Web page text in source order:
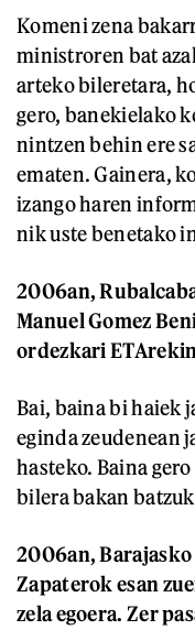
Komeni zena
ministroren bat
arteko bileretara,
gero, banekielako
nintzen behin ere
ematen. Gainera,
izango haren
nik uste benetako
2006an,
Manuel Gomez
ordezkari
Bai, baina bi haiek
eginda zeudenean
hasteko. Baina
bilera bakan
2006an,
Zapaterok esan
zela egoera. Zer